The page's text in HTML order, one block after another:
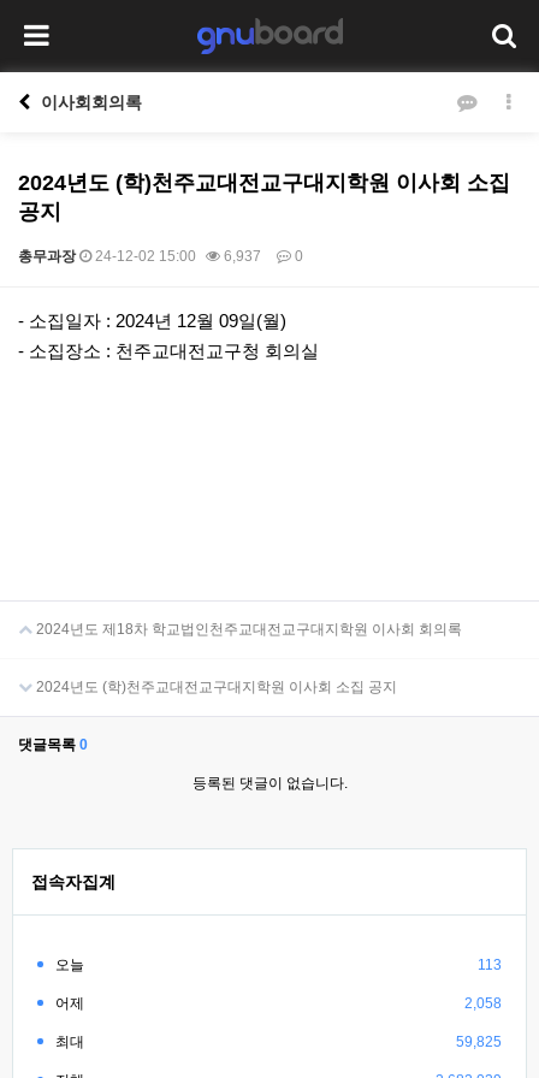
이사회회의록
2024년도 (학)천주교대전교구대지학원 이사회 소집
공지
총무과장 24-12-02 15:00 6,937 0
본문
- 소집일자 : 2024년 12월 09일(월)
- 소집장소 : 천주교대전교구청 회의실
2024년도 제18차 학교법인천주교대전교구대지학원 이사회 회의록
2024년도 (학)천주교대전교구대지학원 이사회 소집 공지
댓글목록 0
등록된 댓글이 없습니다.
접속자집계
오늘 113
어제 2,058
최대 59,825